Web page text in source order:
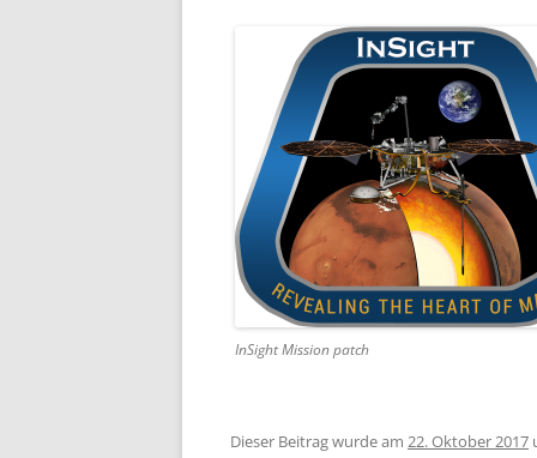
InSight Mission patch
Dieser Beitrag wurde am 22. Oktober 2017